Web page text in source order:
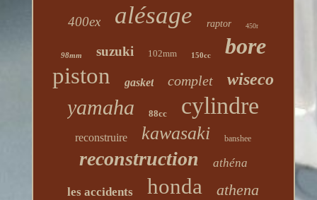
400ex alésage raptor 450r
98mm suzuki 102mm 150cc
bore
piston
gasket complet wiseco
yamaha 88cc cylindre
reconstruire kawasaki banshee
reconstruction athéna
les accidents honda athena